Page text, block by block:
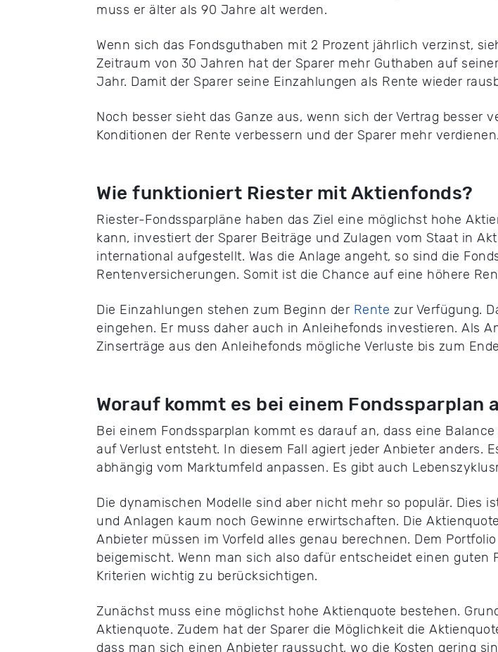
muss er älter als 90 Jahre alt werden.
Wenn sich das Fondsguthaben mit 2 Prozent jährlich verzinst,
Zeitraum von 30 Jahren hat der Sparer mehr Guthaben auf
Jahr. Damit der Sparer seine Einzahlungen als Rente wieder
Noch besser sieht das Ganze aus, wenn sich der Vertrag besser
Konditionen der Rente verbessern und der Sparer mehr verdienen.
Wie funktioniert Riester mit Aktienfonds?
Riester-Fondssparpläne haben das Ziel eine möglichst hohe
kann, investiert der Sparer Beiträge und Zulagen vom Staat in
international aufgestellt. Was die Anlage angeht, so sind die
Rentenversicherungen. Somit ist die Chance auf eine höhere
Die Einzahlungen stehen zum Beginn der Rente zur Verfügung.
eingehen. Er muss daher auch in Anleihefonds investieren. Als
Zinserträge aus den Anleihefonds mögliche Verluste bis zum
Worauf kommt es bei einem Fondssparplan
Bei einem Fondssparplan kommt es darauf an, dass eine
auf Verlust entsteht. In diesem Fall agiert jeder Anbieter anders.
abhängig vom Marktumfeld anpassen. Es gibt auch
Die dynamischen Modelle sind aber nicht mehr so populär. Dies
und Anlagen kaum noch Gewinne erwirtschaften. Die
Anbieter müssen im Vorfeld alles genau berechnen. Dem
beigemischt. Wenn man sich also dafür entscheidet einen guten
Kriterien wichtig zu berücksichtigen.
Zunächst muss eine möglichst hohe Aktienquote bestehen.
Aktienquote. Zudem hat der Sparer die Möglichkeit die
dass man sich einen Anbieter raussucht, wo die Kosten gering